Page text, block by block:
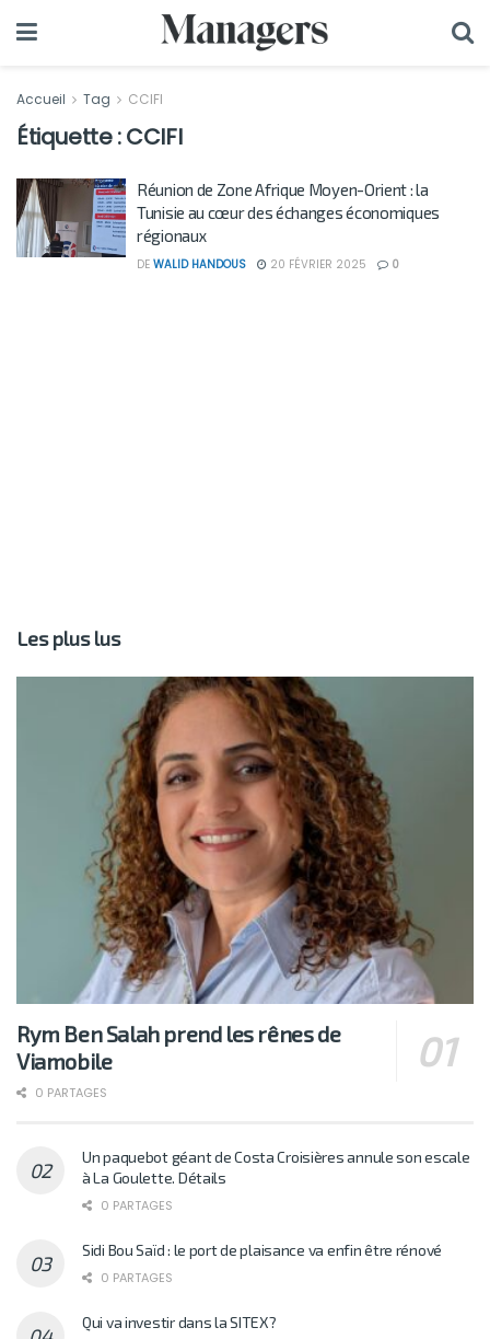
Accueil Tag CCIFI
Étiquette :CCIFI
Réunion de Zone Afrique Moyen-Orient : la
Tunisie au cœur des échanges économiques
régionaux
DE WALID HANDOUS 20 FÉVRIER 2025 0
Les plus lus
Rym Ben Salah prend les rênes de
Viamobile
0 PARTAGES
Un paquebot géant de Costa Croisières annule son escale
à La Goulette. Détails
0 PARTAGES
Sidi Bou Saïd : le port de plaisance va enfin être rénové
0 PARTAGES
Qui va investir dans la SITEX?